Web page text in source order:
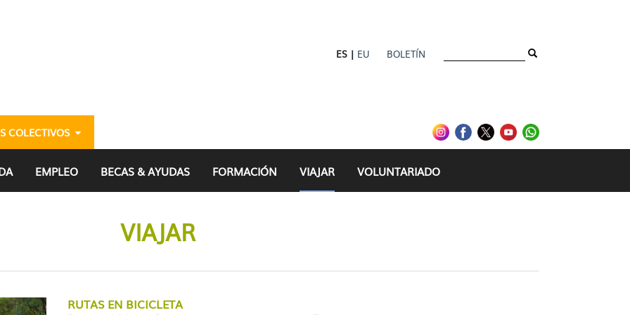
ES | EU BOLETÍN
COLECTIVOS
EMPLEO BECAS & AYUDAS FORMACIÓN VIAJAR VOLUNTARIADO
VIAJAR
RUTAS EN BICICLETA